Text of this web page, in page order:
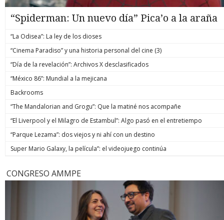
“Spiderman: Un nuevo día” Pica’o a la araña
“La Odisea”: La ley de los dioses
“Cinema Paradiso” y una historia personal del cine (3)
“Día de la revelación”: Archivos X desclasificados
“México 86”: Mundial a la mejicana
Backrooms
“The Mandalorian and Grogu”: Que la matiné nos acompañe
“El Liverpool y el Milagro de Estambul”: Algo pasó en el entretiempo
“Parque Lezama”: dos viejos y ni ahí con un destino
Super Mario Galaxy, la película”: el videojuego continúa
CONGRESO AMMPE